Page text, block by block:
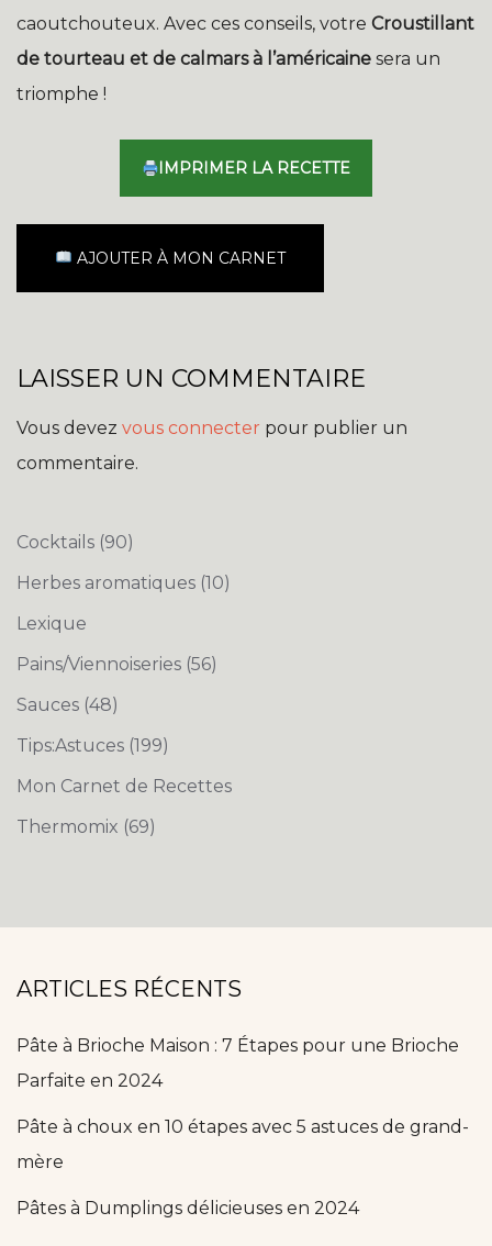
caoutchouteux. Avec ces conseils, votre Croustillant
de tourteau et de calmars à l’américaine sera un
triomphe !
IMPRIMER LA RECETTE
AJOUTER À MON CARNET
LAISSER UN COMMENTAIRE
Vous devez vous connecter pour publier un
commentaire.
Cocktails (90)
Herbes aromatiques (10)
Lexique
Pains/Viennoiseries (56)
Sauces (48)
Tips:Astuces (199)
Mon Carnet de Recettes
Thermomix (69)
ARTICLES RÉCENTS
Pâte à Brioche Maison : 7 Étapes pour une Brioche
Parfaite en 2024
Pâte à choux en 10 étapes avec 5 astuces de grand-
mère
Pâtes à Dumplings délicieuses en 2024